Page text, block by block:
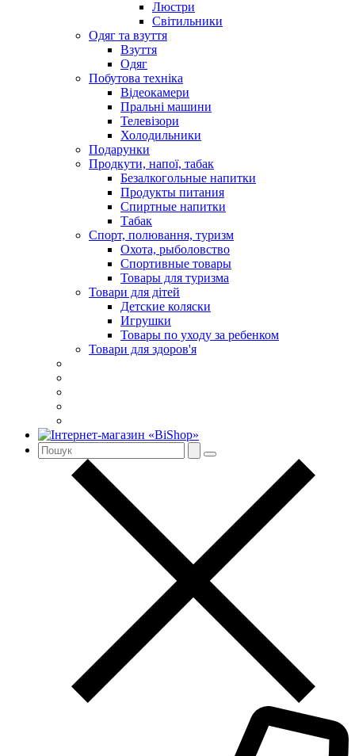
Люстри
Світильники
Одяг та взуття
Взуття
Одяг
Побутова техніка
Відеокамери
Пральні машини
Телевізори
Холодильники
Подарунки
Продкути, напої, табак
Безалкогольные напитки
Продукты питания
Спиртные напитки
Табак
Спорт, полювання, туризм
Охота, рыболовство
Спортивные товары
Товары для туризма
Товари для дітей
Детские коляски
Игрушки
Товары по уходу за ребенком
Товари для здоров'я